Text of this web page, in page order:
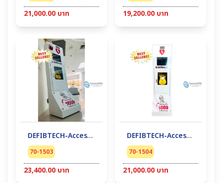
21,000.00 บาท 19,200.00 บาท
DEFIBTECH-Accessory AED #AED Floor Stand Cabinet with Screen (alarm&lock)
70-1503
23,400.00 บาท
DEFIBTECH-Accessory AED #AED Floor Stand Cabinet with Screen (lock)
70-1504
21,000.00 บาท